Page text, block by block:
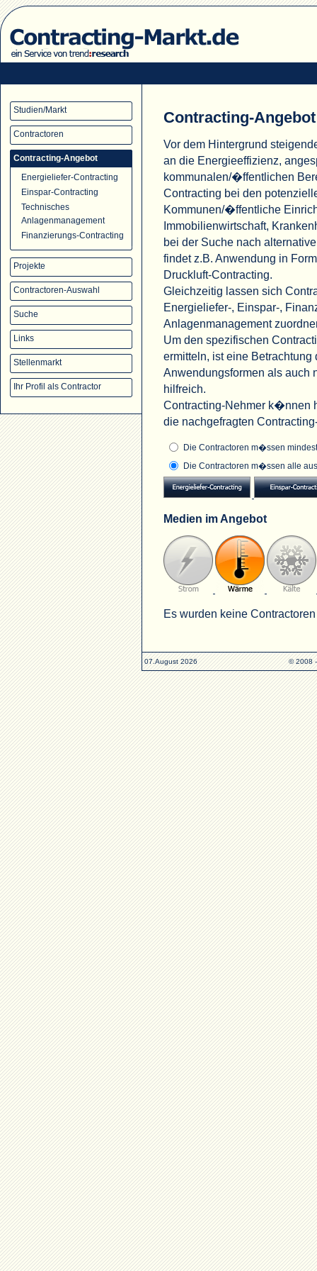
Studien/Markt
Contractoren
Contracting-Angebot
Energieliefer-Contracting
Einspar-Contracting
Technisches
Anlagenmanagement
Finanzierungs-Contracting
Projekte
Contractoren-Auswahl
Suche
Links
Stellenmarkt
Ihr Profil als Contractor
Contracting-Angebot
Vor dem Hintergrund
an die Energieeffizienz,
kommunalen/�ffentlichen
Contracting bei den
Kommunen/�ffentliche
Immobilienwirtschaft,
bei der Suche nach
findet z.B. Anwendung in
Druckluft-Contracting.
Gleichzeitig lassen sich
Energieliefer-, Einspar-,
Anlagenmanagement
Um den spezifischen
ermitteln, ist eine
Anwendungsformen als auch
hilfreich.
Contracting-Nehmer k�nnen
die nachgefragten
Die Contractoren m�ssen
Die Contractoren m�ssen alle
Medien im Angebot
Es wurden keine
07.August 2026 © 2008